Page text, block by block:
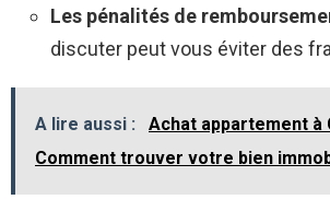
Les pénalités de
discuter peut vous éviter des
A lire aussi :
Achat appartement à
Comment trouver votre bien